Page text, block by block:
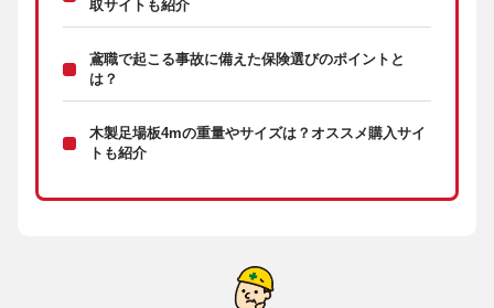
取サイトも紹介
鳶職で起こる事故に備えた保険選びのポイントと
は？
木製足場板4mの重量やサイズは？オススメ購入サイ
トも紹介